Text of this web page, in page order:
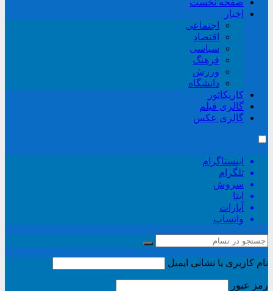
صفحه نخست
اخبار
اجتماعی
اقتصاد
سیاسی
فرهنگ
ورزش
دانشگاه
کاریکاتور
گالری فیلم
گالری عکس
اینستاگرام
تلگرام
سروش
ایتا
آپارات
واتساپ
نام کاربری یا نشانی ایمیل
رمز عبور